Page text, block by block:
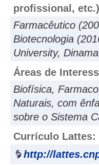
profissional, etc.)
Farmacêutico
Biotecnologia
University,
Áreas de
Biofísica,
Naturais, com
sobre o Sistema
Currículo Lattes:
http://